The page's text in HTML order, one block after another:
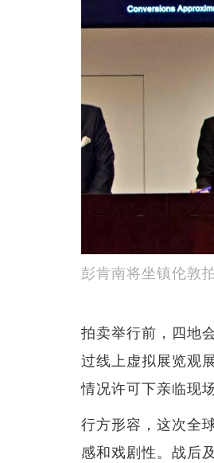
彭肯南将坐镇伦敦
拍卖举行前，四地
过线上虚拟展览观
情况许可下亲临现
行方形容，这次全
感和戏剧性。战后